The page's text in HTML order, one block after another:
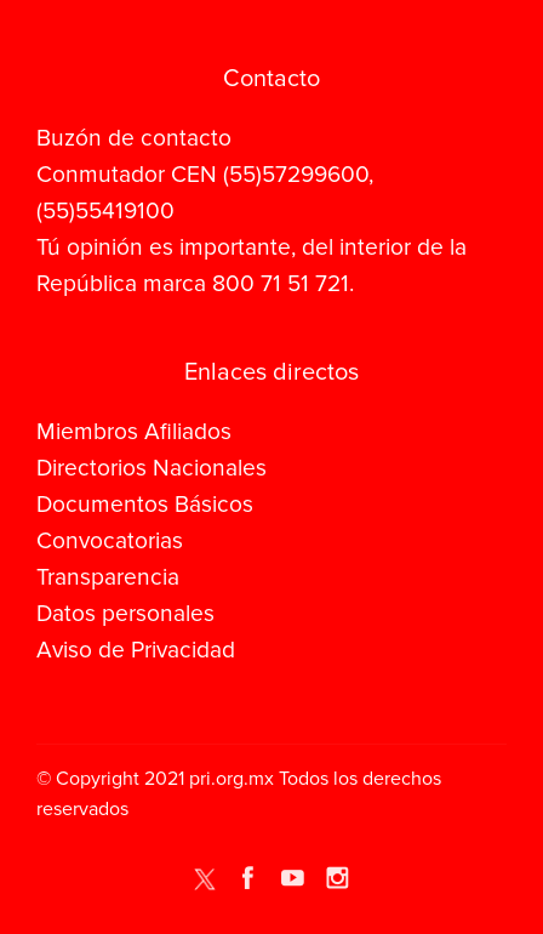
Contacto
Buzón de contacto
Conmutador CEN (55)57299600,
(55)55419100
Tú opinión es importante, del interior de la
República marca 800 71 51 721.
Enlaces directos
Miembros Afiliados
Directorios Nacionales
Documentos Básicos
Convocatorias
Transparencia
Datos personales
Aviso de Privacidad
© Copyright 2021 pri.org.mx Todos los derechos
reservados